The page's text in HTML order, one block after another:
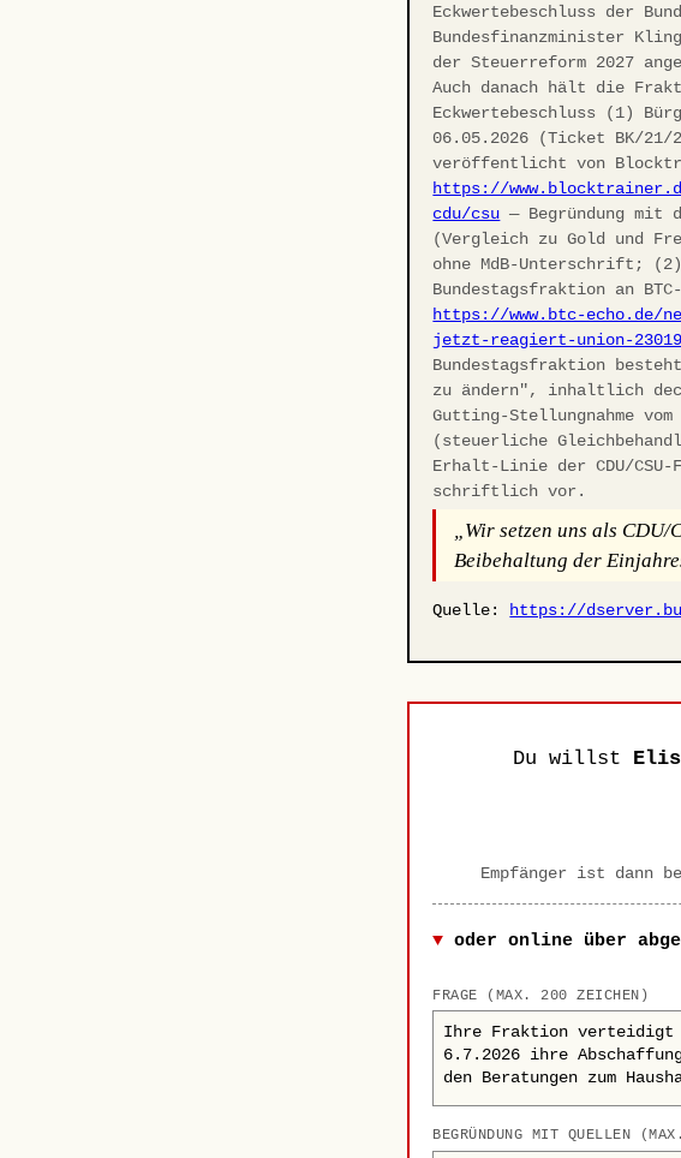
Eckwertebeschluss der
Bundesfinanzminister
der Steuerreform 2027
Auch danach hält die
Eckwertebeschluss (1)
06.05.2026 (Ticket BK/21/
veröffentlicht von
https://
cdu/csu — Begründung mit
(Vergleich zu Gold und
ohne MdB-Unterschrift; (2)
Bundestagsfraktion an
https://www.btc-echo.de/
jetzt-reagiert-union-
Bundestagsfraktion
zu ändern", inhaltlich
Gutting-Stellungnahme
(steuerliche
Erhalt-Linie der CDU/
schriftlich vor.
„Wir setzen uns als
Beibehaltung der
Quelle: https://
Du willst
Empfänger ist dann
oder online über
FRAGE (MAX. 200 ZEICHEN)
BEGRÜNDUNG MIT QUELLEN